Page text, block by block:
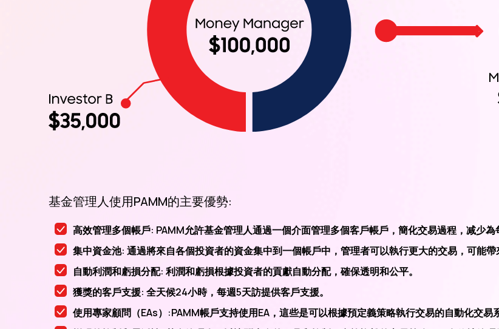
基金管理人使用PAMM的主要優勢:
高效管理多個帳戶: PAMM允許基金管理人通過一個介面管理多個客戶帳戶，簡化交易過程，减少為
集中資金池: 通過將來自各個投資者的資金集中到一個帳戶中，管理者可以執行更大的交易，可能帶
自動利潤和虧損分配: 利潤和虧損根據投資者的貢獻自動分配，確保透明和公平。
獲獎的客戶支援: 全天候24小時，每週5天訪提供客戶支援。
使用專家顧問（EAs）:PAMM帳戶支持使用EA，這些是可以根據預定義策略執行交易的自動化交易